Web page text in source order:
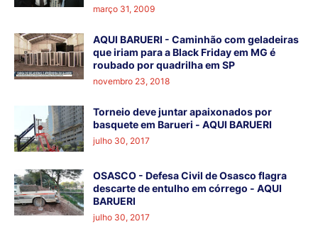
março 31, 2009
AQUI BARUERI - Caminhão com geladeiras
que iriam para a Black Friday em MG é
roubado por quadrilha em SP
novembro 23, 2018
Torneio deve juntar apaixonados por
basquete em Barueri - AQUI BARUERI
julho 30, 2017
OSASCO - Defesa Civil de Osasco flagra
descarte de entulho em córrego - AQUI
BARUERI
julho 30, 2017